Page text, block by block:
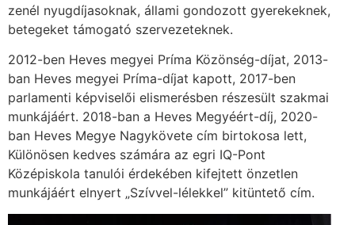
zenél nyugdíjasoknak, állami gondozott gyerekeknek,
betegeket támogató szervezeteknek.
2012-ben Heves megyei Príma Közönség-díjat, 2013-
ban Heves megyei Príma-díjat kapott, 2017-ben
parlamenti képviselői elismerésben részesült szakmai
munkájáért. 2018-ban a Heves Megyéért-díj, 2020-
ban Heves Megye Nagykövete cím birtokosa lett,
Különösen kedves számára az egri IQ-Pont
Középiskola tanulói érdekében kifejtett önzetlen
munkájáért elnyert „Szívvel-lélekkel” kitüntető cím.